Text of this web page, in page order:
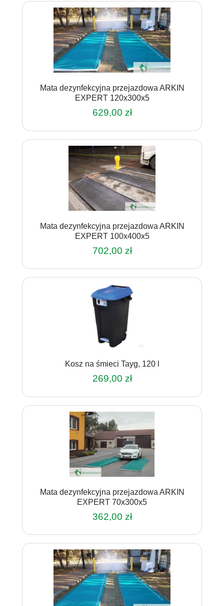
Mata dezynfekcyjna przejazdowa ARKIN
EXPERT 120x300x5
629,00 zł
Mata dezynfekcyjna przejazdowa ARKIN
EXPERT 100x400x5
702,00 zł
Kosz na śmieci Tayg, 120 l
269,00 zł
Mata dezynfekcyjna przejazdowa ARKIN
EXPERT 70x300x5
362,00 zł